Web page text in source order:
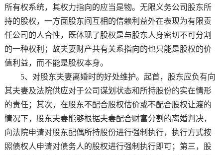
所有权系统，其权力指向的应当是物。无限义务公司股东所
持的股权，一方面股东间互相的信赖利益外在表现为有限责
任公司的人合性，既体现了股权是与股东人身密切不可分割
的一种权利；故夫妻财产共有关系指向的也只能是股权的价
值利益，而不能是股权本身。
5、对股东夫妻离婚时的好处维护。起首，股东应负有向
其夫妻及法院供应对于公司谋划状态和所持股份的实在情形
的责任；其次，在股东不配合股权估价或不配合股权让渡的
情况下，股东夫妻能够根据夫妻配合财富分割的离婚判决，
向法院申请对股东配偶所持股份进行强制执行，执行方式按
照债权人申请对债务人的股权进行强制执行即可；第三，股